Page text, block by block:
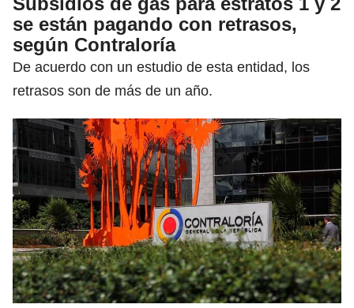
se están pagando con retrasos,
según Contraloría
De acuerdo con un estudio de esta entidad, los
retrasos son de más de un año.